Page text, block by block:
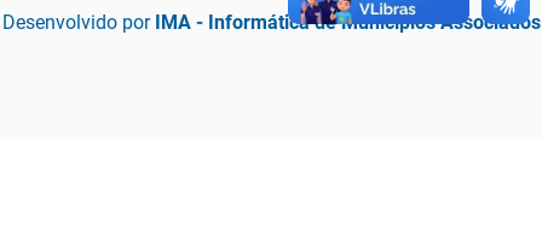
Desenvolvido por IMA - Informática de Municípios Associados